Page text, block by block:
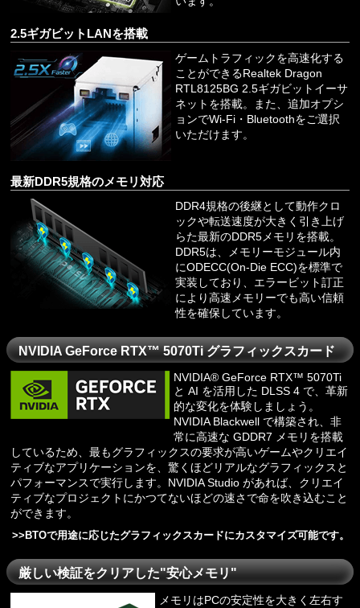
2.5ギガビットLANを搭載
ゲームトラフィックを高速化する
ことができるRealtek Dragon
RTL8125BG 2.5ギガビットイーサ
ネットを搭載。また、追加オプシ
ョンでWi-Fi・Bluetoothをご選択
いただけます。
最新DDR5規格のメモリ対応
DDR4規格の後継として動作クロ
ックや転送速度が大きく引き上げ
らた最新のDDR5メモリを搭載。
DDR5は、メモリーモジュール内
にODECC(On-Die ECC)を標準で
実装しており、エラービット訂正
により高速メモリーでも高い信頼
性を確保しています。
NVIDIA GeForce RTX™ 5070Ti グラフィックスカード
NVIDIA® GeForce RTX™ 5070Ti
と AI を活用した DLSS 4 で、革新
的な変化を体験しましょう。
NVIDIA Blackwell で構築され、非
常に高速な GDDR7 メモリを搭載
しているため、最もグラフィックスの要求が高いゲームやクリエイ
ティブなアプリケーションを、驚くほどリアルなグラフィックスと
パフォーマンスで実行します。NVIDIA Studio があれば、クリエイ
ティブなプロジェクトにかつてないほどの速さで命を吹き込むこと
ができます。
>> BTOで用途に応じたグラフィックスカードにカスタマイズ可能です。
厳しい検証をクリアした"安心メモリ"
メモリはPCの安定性を大きく左右す